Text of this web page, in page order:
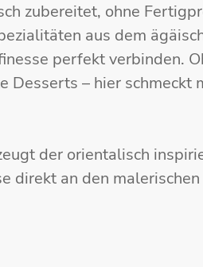
zubereitet, ohne
aus dem
perfekt verbinden.
– hier schmeckt
der orientalisch
direkt an den malerischen